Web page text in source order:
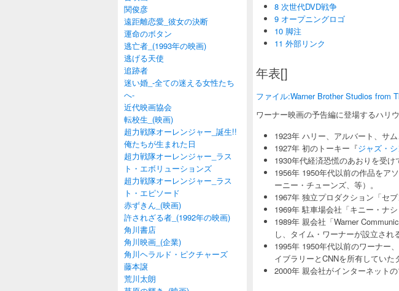
関俊彦
遠距離恋愛_彼女の決断
運命のボタン
逃亡者_(1993年の映画)
逃げる天使
追跡者
迷い婚_-全ての迷える女性たち
へ-
近代映画協会
転校生_(映画)
超力戦隊オーレンジャー_誕生!!
俺たちが生まれた日
超力戦隊オーレンジャー_ラス
ト・エボリューションズ
超力戦隊オーレンジャー_ラス
ト・エピソード
赤ずきん_(映画)
許されざる者_(1992年の映画)
角川書店
角川映画_(企業)
角川ヘラルド・ピクチャーズ
藤本譲
荒川太朗
8 次世代DVD戦争
9 オープニングロゴ
10 脚注
11 外部リンク
年表[]
ファイル:Warner Brother Studios from
ワーナー映画の予告編に登場するハリ
1923年 ハリー、アルバート、サ
1927年 初のトーキー『ジャズ・
1930年代経済恐慌のあおりを受け
1956年 1950年代以前の作品をア
ーニー・チューンズ、等）。
1967年 独立プロダクション「セ
1969年 駐車場会社「キニー・ナ
1989年 親会社「Warner
し、タイム・ワーナーが設立される
1995年 1950年代以前のワーナー
イブラリーとCNNを所有していた
2000年 親会社がインターネット